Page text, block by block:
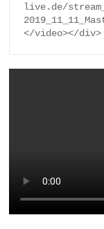
live.de/
</video></div>